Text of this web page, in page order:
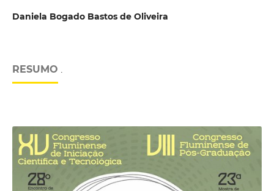
Daniela Bogado Bastos de Oliveira
RESUMO .